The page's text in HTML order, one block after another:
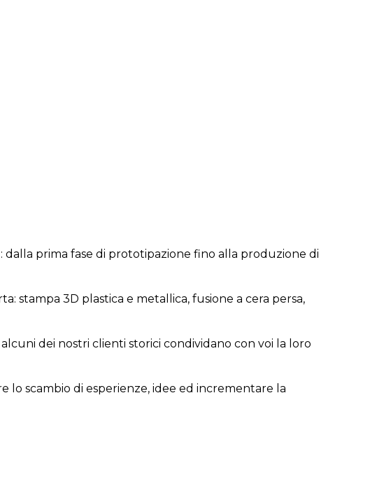
prima fase di prototipazione fino alla produzione di
stampa 3D plastica e metallica, fusione a cera persa,
dei nostri clienti storici condividano con voi la loro
scambio di esperienze, idee ed incrementare la